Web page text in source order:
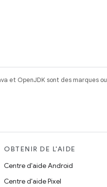
et OpenJDK sont des marques ou
OBTENIR DE L'AIDE
Centre d'aide Android
Centre d'aide Pixel